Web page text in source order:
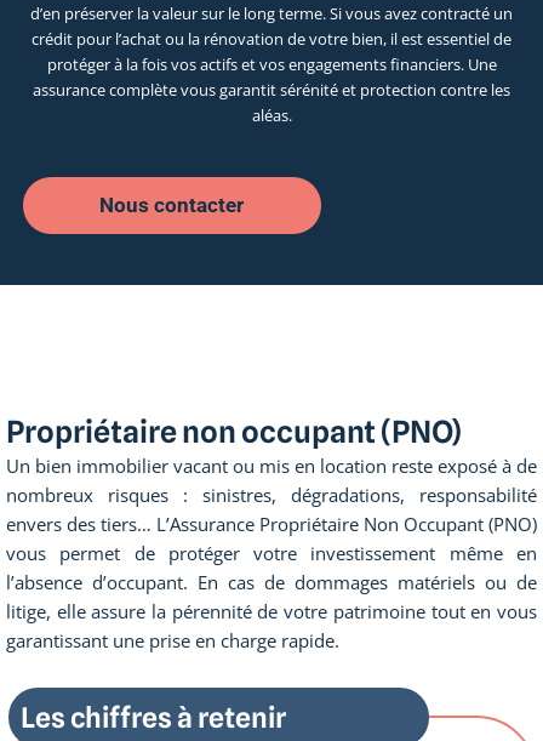
d’en préserver la valeur sur le long terme. Si vous avez contracté un
crédit pour l’achat ou la rénovation de votre bien, il est essentiel de
protéger à la fois vos actifs et vos engagements financiers. Une
assurance complète vous garantit sérénité et protection contre les
aléas.
Nous contacter
Propriétaire non occupant (PNO)
Un bien immobilier vacant ou mis en location reste exposé à de
nombreux risques : sinistres, dégradations, responsabilité
envers des tiers… L’Assurance Propriétaire Non Occupant (PNO)
vous permet de protéger votre investissement même en
l’absence d’occupant. En cas de dommages matériels ou de
litige, elle assure la pérennité de votre patrimoine tout en vous
garantissant une prise en charge rapide.
Les chiffres à retenir